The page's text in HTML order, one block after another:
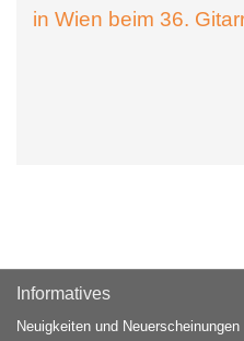
in Wien beim 36.
Informatives
Neuigkeiten und Neuerscheinungen